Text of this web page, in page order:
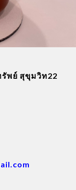
รัพย์ สุขุมวิท22